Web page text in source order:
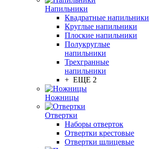
Напильники
Квадратные напильники
Круглые напильники
Плоские напильники
Полукруглые
напильники
Трехгранные
напильники
+ ЕЩЕ 2
Ножницы
Отвертки
Наборы отверток
Отвертки крестовые
Отвертки шлицевые